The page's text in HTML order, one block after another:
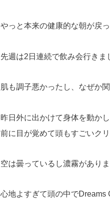
やっと本来の健康的な朝が戻
先週は2日連続で飲み会行きま
肌も調子悪かったし、なぜか
昨日外に出かけて身体を動か
前に目が覚めて頭もすごいクリ
空は曇っているし濃霧があり
心地よすぎて頭の中でDreams